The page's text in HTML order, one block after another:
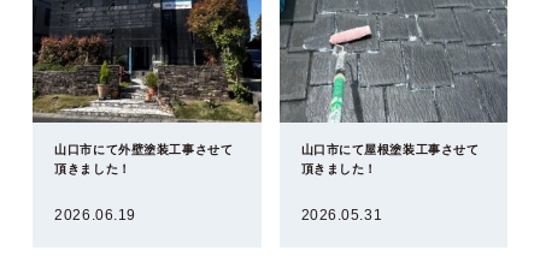
山口市にて外壁塗装工事させて
頂きました！
2026.06.19
山口市にて屋根塗装工事させて
頂きました！
2026.05.31